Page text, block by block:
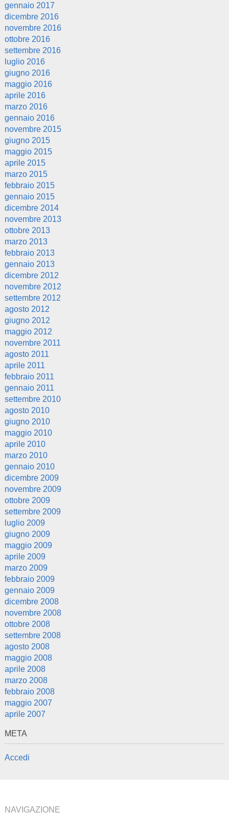
gennaio 2017
dicembre 2016
novembre 2016
ottobre 2016
settembre 2016
luglio 2016
giugno 2016
maggio 2016
aprile 2016
marzo 2016
gennaio 2016
novembre 2015
giugno 2015
maggio 2015
aprile 2015
marzo 2015
febbraio 2015
gennaio 2015
dicembre 2014
novembre 2013
ottobre 2013
marzo 2013
febbraio 2013
gennaio 2013
dicembre 2012
novembre 2012
settembre 2012
agosto 2012
giugno 2012
maggio 2012
novembre 2011
agosto 2011
aprile 2011
febbraio 2011
gennaio 2011
settembre 2010
agosto 2010
giugno 2010
maggio 2010
aprile 2010
marzo 2010
gennaio 2010
dicembre 2009
novembre 2009
ottobre 2009
settembre 2009
luglio 2009
giugno 2009
maggio 2009
aprile 2009
marzo 2009
febbraio 2009
gennaio 2009
dicembre 2008
novembre 2008
ottobre 2008
settembre 2008
agosto 2008
maggio 2008
aprile 2008
marzo 2008
febbraio 2008
maggio 2007
aprile 2007
META
Accedi
NAVIGAZIONE